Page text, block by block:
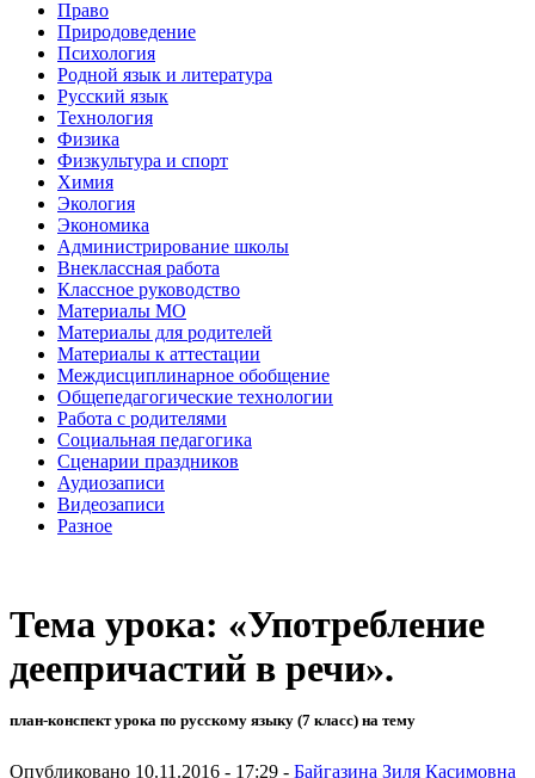
Право
Природоведение
Психология
Родной язык и литература
Русский язык
Технология
Физика
Физкультура и спорт
Химия
Экология
Экономика
Администрирование школы
Внеклассная работа
Классное руководство
Материалы МО
Материалы для родителей
Материалы к аттестации
Междисциплинарное обобщение
Общепедагогические технологии
Работа с родителями
Социальная педагогика
Сценарии праздников
Аудиозаписи
Видеозаписи
Разное
Тема урока: «Употребление
деепричастий в речи».
план-конспект урока по русскому языку (7 класс) на тему
Опубликовано 10.11.2016 - 17:29 - Байгазина Зиля Касимовна